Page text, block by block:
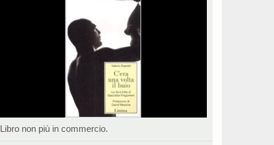
Libro non più in commercio.